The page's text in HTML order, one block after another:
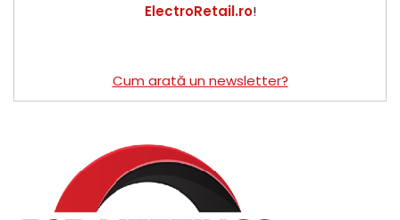
ElectroRetail.ro!
Cum arată un newsletter?